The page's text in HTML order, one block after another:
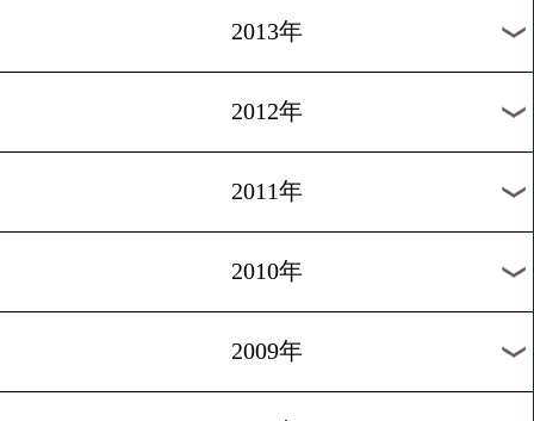
2022年
2021年
2020年
2019年
2018年